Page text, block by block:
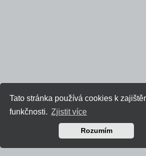
Tato stránka používá cookies k
funkčnosti. Zjistit více
Rozumím